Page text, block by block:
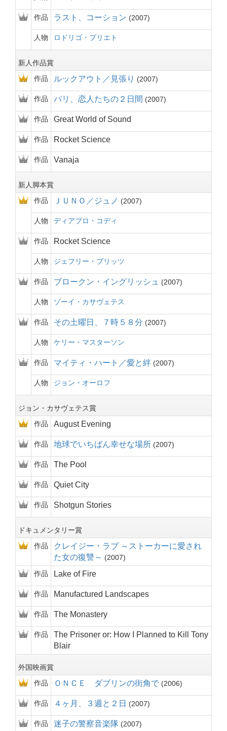
作品 ラスト、コーション 2007
人物 ロドリゴ・プリエト
新人作品賞
作品
ルックアウト／見張り 2007
作品 パリ、恋人たちの２日間 2007
作品 Great World of Sound
作品 Rocket Science
作品 Vanaja
新人脚本賞
作品
ＪＵＮＯ／ジュノ 2007
人物 ディアブロ・コディ
作品 Rocket Science
人物 ジェフリー・ブリッツ
作品 ブロークン・イングリッシュ 2007
人物 ゾーイ・カサヴェテス
作品 その土曜日、７時５８分 2007
人物 ケリー・マスターソン
作品 マイティ・ハート／愛と絆 2007
人物 ジョン・オーロフ
ジョン・カサヴェテス賞
作品
August Evening
作品 地球でいちばん幸せな場所 2007
作品 The Pool
作品 Quiet City
作品 Shotgun Stories
ドキュメンタリー賞
作品
クレイジー・ラブ ～ストーカーに愛され
た女の復讐～
2007
作品
Lake of Fire
作品 Manufactured Landscapes
作品 The Monastery
作品
The Prisoner or: How I Planned to Kill Tony
Blair
外国映画賞
作品
ＯＮＣＥ ダブリンの街角で 2006
作品 ４ヶ月、３週と２日 2007
作品 迷子の警察音楽隊 2007